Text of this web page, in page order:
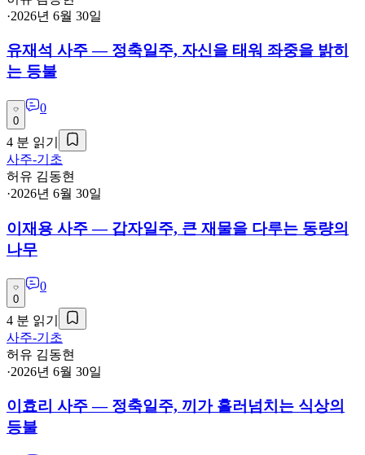
·2026년 6월 30일
유재석 사주 — 정축일주, 자신을 태워 좌중을 밝히
는 등불
0
0
4 분 읽기
사주-기초
허유 김동현
·2026년 6월 30일
이재용 사주 — 갑자일주, 큰 재물을 다루는 동량의
나무
0
0
4 분 읽기
사주-기초
허유 김동현
·2026년 6월 30일
이효리 사주 — 정축일주, 끼가 흘러넘치는 식상의
등불